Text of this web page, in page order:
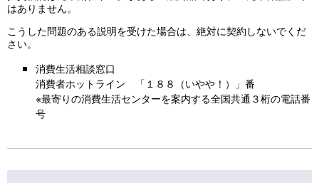
はありません。
こうした問題のある説明を受けた場合は、絶対に契約しないでくだ
さい。
消費生活相談窓口
消費者ホットライン 「１８８（いやや！）」番
※最寄りの消費生活センターを案内する全国共通３桁の電話番
号